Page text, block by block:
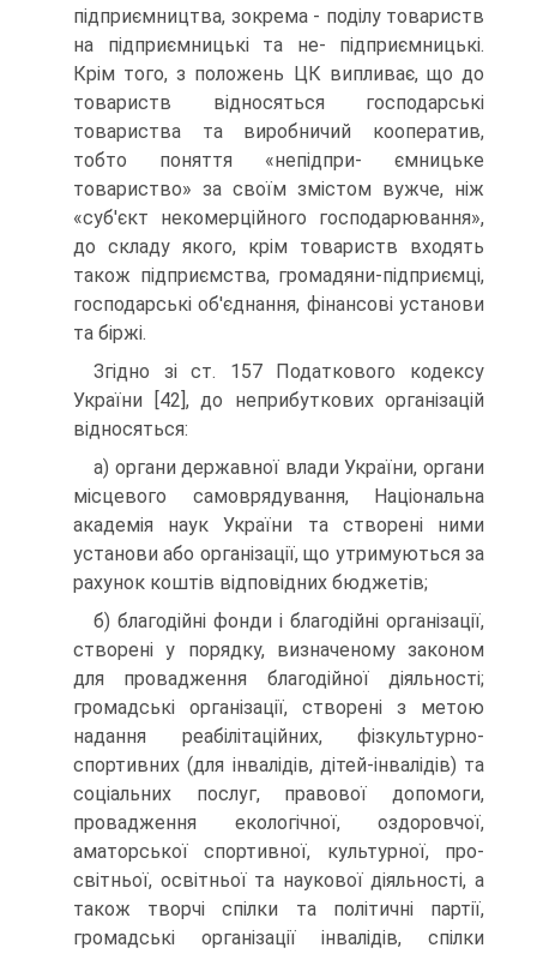
підприємництва, зокрема - поділу товариств
на підприємницькі та не- підприємницькі.
Крім того, з положень ЦК випливає, що до
товариств відносяться господарські
товариства та виробничий кооператив,
тобто поняття «непідпри- ємницьке
товариство» за своїм змістом вужче, ніж
«суб'єкт некомерційного господарювання»,
до складу якого, крім товариств входять
також підприємства, громадяни-підприємці,
господарські об'єднання, фі­нансові установи
та біржі.
Згідно зі ст. 157 Податкового кодексу
України [42], до неприбуткових організацій
відносяться:
а) органи державної влади України, органи
місце­вого самоврядування, Національна
академія наук України та створені ними
установи або організа­ції, що утримуються за
рахунок коштів відповід­них бюджетів;
б) благодійні фонди і благодійні організації,
створені у порядку, визначеному законом
для провадження благодійної діяльності;
громадські організації, створені з метою
надання реабіліта­ційних, фізкультурно-
спортивних (для інвалідів, дітей-інвалідів) та
соціальних послуг, правової допомоги,
провадження екологічної, оздоров­чої,
аматорської спортивної, культурної, про­
світньої, освітньої та наукової діяльності, а
також творчі спілки та політичні партії,
громадські організації інвалідів, спілки